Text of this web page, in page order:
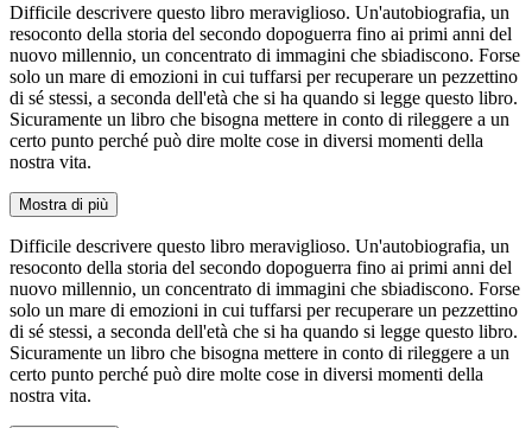
Difficile descrivere questo libro meraviglioso. Un'autobiografia, un
resoconto della storia del secondo dopoguerra fino ai primi anni del
nuovo millennio, un concentrato di immagini che sbiadiscono. Forse
solo un mare di emozioni in cui tuffarsi per recuperare un pezzettino
di sé stessi, a seconda dell'età che si ha quando si legge questo libro.
Sicuramente un libro che bisogna mettere in conto di rileggere a un
certo punto perché può dire molte cose in diversi momenti della
nostra vita.
Mostra di più
Difficile descrivere questo libro meraviglioso. Un'autobiografia, un
resoconto della storia del secondo dopoguerra fino ai primi anni del
nuovo millennio, un concentrato di immagini che sbiadiscono. Forse
solo un mare di emozioni in cui tuffarsi per recuperare un pezzettino
di sé stessi, a seconda dell'età che si ha quando si legge questo libro.
Sicuramente un libro che bisogna mettere in conto di rileggere a un
certo punto perché può dire molte cose in diversi momenti della
nostra vita.